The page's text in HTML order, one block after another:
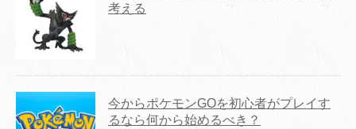
考える
今からポケモンGOを初心者がプレイす
るなら何から始めるべき？